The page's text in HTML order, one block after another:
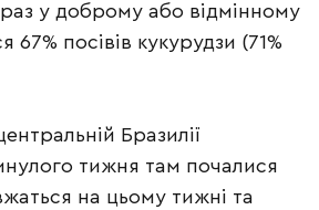
у доброму або відмінному
67% посівів кукурудзи (71%
Бразилії
тижня там почалися
на цьому тижні та